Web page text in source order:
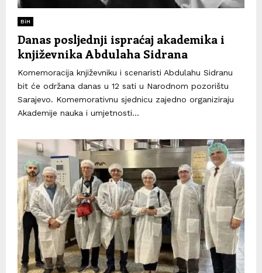
BiH
Danas posljednji ispraćaj akademika i
književnika Abdulaha Sidrana
Komemoracija književniku i scenaristi Abdulahu Sidranu
bit će održana danas u 12 sati u Narodnom pozorištu
Sarajevo. Komemorativnu sjednicu zajedno organiziraju
Akademije nauka i umjetnosti...